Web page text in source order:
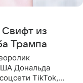
из
Трампа
Дональда
TikTok,